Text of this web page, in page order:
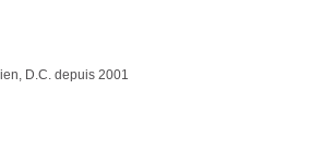
D.C. depuis 2001